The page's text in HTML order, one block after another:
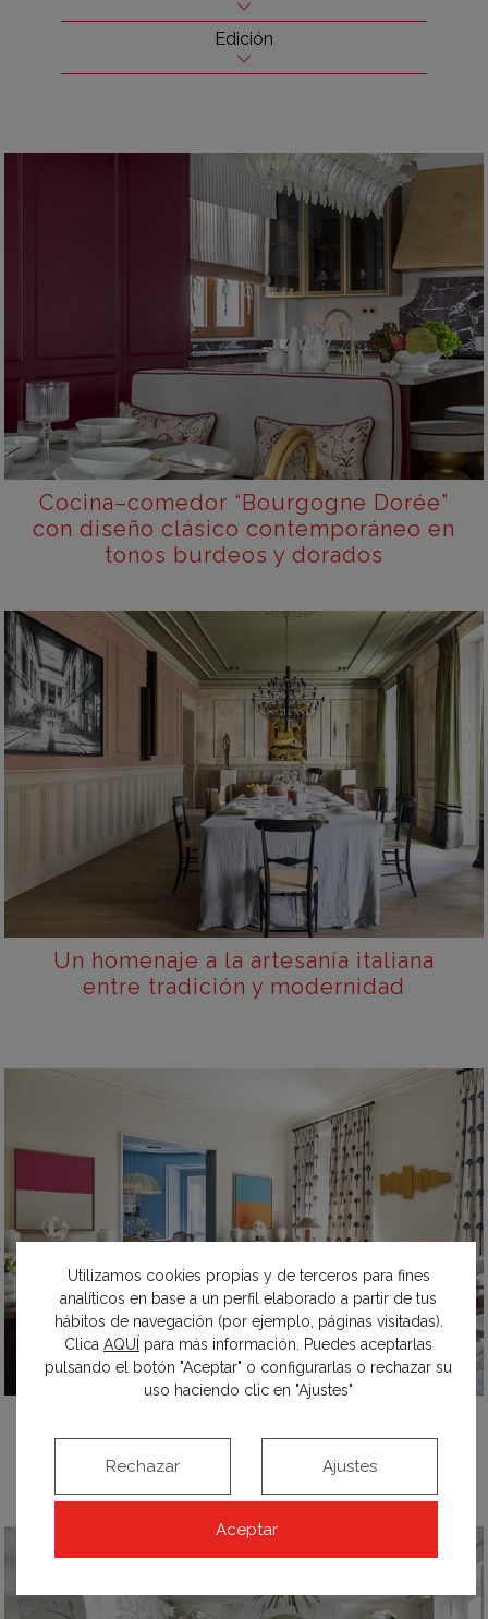
Cocina–comedor “Bourgogne Dorée”
con diseño clásico contemporáneo en
tonos burdeos y dorados
Un homenaje a la artesanía italiana
entre tradición y modernidad
contemporáneo y lo clásico con
Utilizamos cookies propias y de terceros para fines
analíticos en base a un perfil elaborado a partir de tus
hábitos de navegación (por ejemplo, páginas visitadas).
Clica AQUÍ para más información. Puedes aceptarlas
pulsando el botón "Aceptar" o configurarlas o rechazar su
uso haciendo clic en "Ajustes"
Aceptar
Rechazar Ajustes